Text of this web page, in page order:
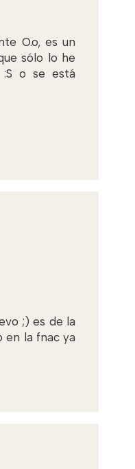
O.o, es un
sólo lo he
o se está
;) es de la
en la fnac ya